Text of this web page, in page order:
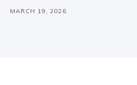
MARCH 19, 2026